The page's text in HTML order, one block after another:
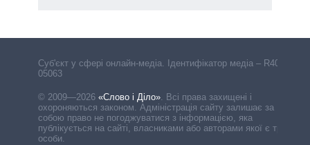
Cуб'єкт у сфері онлайн-медіа. Ідентифікатор медіа – R40-
05063
© 2009—2026 «Слово і Діло». Всі права захищені і
охороняються законом. Адміністрація сайту залишає за
собою право не погоджуватися з інформацією, яка
публікується на сайті, власниками або авторами якої є треті
особи.